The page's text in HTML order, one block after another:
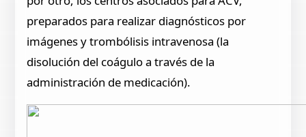
preparados para realizar diagnósticos por
imágenes y trombólisis intravenosa (la
disolución del coágulo a través de la
administración de medicación).